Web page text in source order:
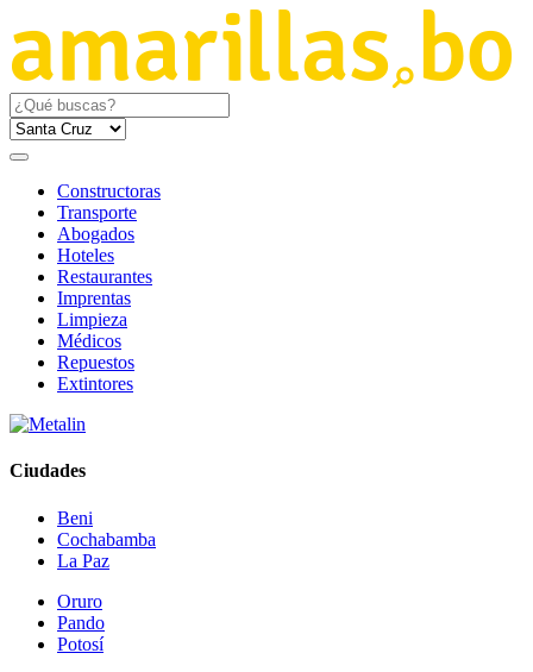
Constructoras
Transporte
Abogados
Hoteles
Restaurantes
Imprentas
Limpieza
Médicos
Repuestos
Extintores
Ciudades
Beni
Cochabamba
La Paz
Oruro
Pando
Potosí